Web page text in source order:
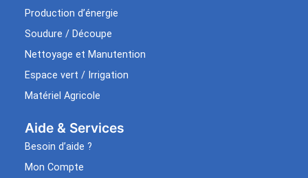
Production d’énergie
Soudure / Découpe
Nettoyage et Manutention
Espace vert / Irrigation
Matériel Agricole
Aide & Services​
Besoin d’aide ?
Mon Compte